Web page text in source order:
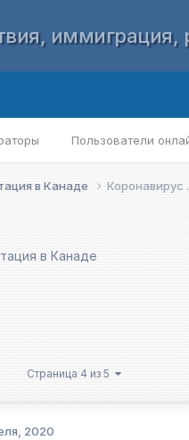
иммиграция,
Пользователи
в Канаде Коронавирус
в Канаде
Страница 4 из 5
2020